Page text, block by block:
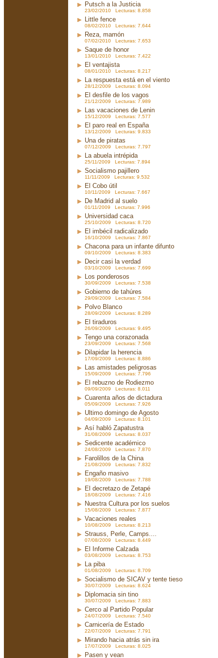
Putsch a la Justicia
23/02/2010 Lecturas: 8.858
Little fence
08/02/2010 Lecturas: 7.644
Reza, mamón
07/02/2010 Lecturas: 7.653
Saque de honor
13/01/2010 Lecturas: 7.422
El ventajista
08/01/2010 Lecturas: 8.217
La respuesta está en el viento
28/12/2009 Lecturas: 8.094
El desfile de los vagos
21/12/2009 Lecturas: 7.989
Las vacaciones de Lenin
15/12/2009 Lecturas: 7.577
El paro real en España
13/12/2009 Lecturas: 9.833
Una de piratas
07/12/2009 Lecturas: 7.797
La abuela intrépida
25/11/2009 Lecturas: 7.894
Socialismo pajillero
11/11/2009 Lecturas: 9.532
El Cobo útil
10/11/2009 Lecturas: 7.667
De Madrid al suelo
01/11/2009 Lecturas: 7.996
Universidad caca
25/10/2009 Lecturas: 8.720
El imbécil radicalizado
16/10/2009 Lecturas: 7.867
Chacona para un infante difunto
09/10/2009 Lecturas: 8.383
Decir casi la verdad
03/10/2009 Lecturas: 7.699
Los ponderosos
30/09/2009 Lecturas: 7.538
Gobierno de tahúres
29/09/2009 Lecturas: 7.584
Polvo Blanco
28/09/2009 Lecturas: 8.289
El tiraduros
26/09/2009 Lecturas: 9.495
Tengo una corazonada
23/09/2009 Lecturas: 7.568
Dilapidar la herencia
17/09/2009 Lecturas: 8.886
Las amistades peligrosas
15/09/2009 Lecturas: 7.796
El rebuzno de Rodiezmo
09/09/2009 Lecturas: 8.011
Cuarenta años de dictadura
05/09/2009 Lecturas: 7.926
Ultimo domingo de Agosto
04/09/2009 Lecturas: 8.101
Así habló Zapatustra
31/08/2009 Lecturas: 8.037
Sedicente académico
24/08/2009 Lecturas: 7.870
Farolillos de la China
21/08/2009 Lecturas: 7.832
Engaño masivo
19/08/2009 Lecturas: 7.788
El decretazo de Zetapé
18/08/2009 Lecturas: 7.416
Nuestra Cultura por los suelos
15/08/2009 Lecturas: 7.877
Vacaciones reales
10/08/2009 Lecturas: 8.213
Strauss, Perle, Camps....
07/08/2009 Lecturas: 8.449
El Informe Calzada
03/08/2009 Lecturas: 8.753
La piba
01/08/2009 Lecturas: 8.709
Socialismo de SICAV y tente tieso
30/07/2009 Lecturas: 8.624
Diplomacia sin tino
30/07/2009 Lecturas: 7.883
Cerco al Partido Popular
24/07/2009 Lecturas: 7.540
Carnicería de Estado
22/07/2009 Lecturas: 7.791
Mirando hacia atrás sin ira
17/07/2009 Lecturas: 8.025
Pasen y vean